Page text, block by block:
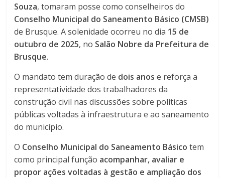
Souza, tomaram posse como conselheiros do
Conselho Municipal do Saneamento Básico (CMSB)
de Brusque. A solenidade ocorreu no dia 15 de
outubro de 2025, no Salão Nobre da Prefeitura de
Brusque.
O mandato tem duração de dois anos e reforça a
representatividade dos trabalhadores da
construção civil nas discussões sobre políticas
públicas voltadas à infraestrutura e ao saneamento
do município.
O Conselho Municipal do Saneamento Básico tem
como principal função acompanhar, avaliar e
propor ações voltadas à gestão e ampliação dos